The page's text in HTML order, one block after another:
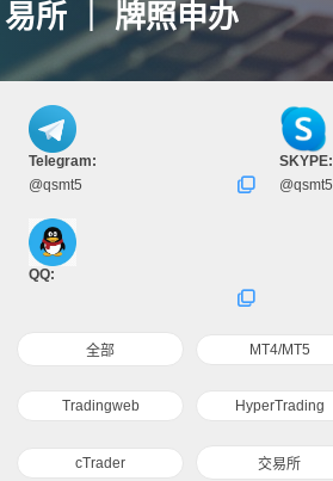
易所 ｜ 牌照申办
Telegram:
@qsmt5
SKYPE:
@qsmt5
QQ:
全部 MT4/MT5
Tradingweb HyperTrading
cTrader 交易所